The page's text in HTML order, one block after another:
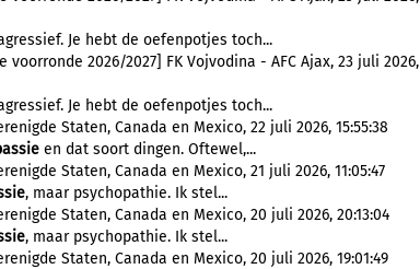
Je hebt de oefenpotjes toch...
2026/2027] FK Vojvodina - AFC Ajax, 23 juli 2026,
Je hebt de oefenpotjes toch...
Staten, Canada en Mexico, 22 juli 2026, 15:55:38
en dat soort dingen. Oftewel,...
Staten, Canada en Mexico, 21 juli 2026, 11:05:47
, maar psychopathie. Ik stel...
Staten, Canada en Mexico, 20 juli 2026, 20:13:04
, maar psychopathie. Ik stel...
Staten, Canada en Mexico, 20 juli 2026, 19:01:49